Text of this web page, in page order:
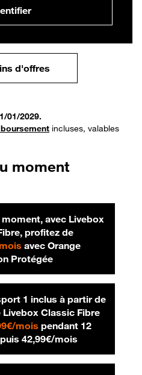
d'offres
01/2029.
incluses, valables
moment
moment, avec Livebox
profitez de
20 € par mois
avec Orange
Protégée
1 inclus à partir de
Livebox Classic Fibre
mois29,99 € par mois
pendant 12
42,99€/mois42,99 € par